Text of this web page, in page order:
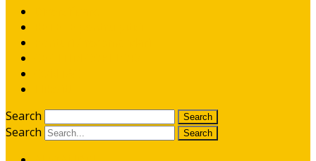
Search
Search